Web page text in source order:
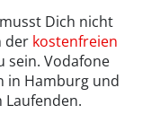
Dich nicht
der kostenfreien
sein. Vodafone
in Hamburg und
Laufenden.